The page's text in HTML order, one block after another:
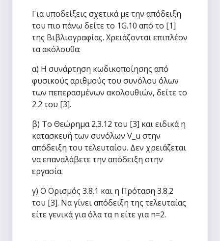
Για υποδείξεις σχετικά με την απόδειξη
του πιο πάνω δείτε το 1G.10 από το [1]
της Βιβλιογραφίας. Χρειάζονται επιπλέον
τα ακόλουθα:
α) Η συνάρτηση κωδικοποίησης από
φυσικούς αριθμούς του συνόλου όλων
των πεπερασμένων ακολουθιών, δείτε το
2.2 του [3].
β) Το Θεώρημα 2.3.12 του [3] και ειδικά η
κατασκευή των συνόλων V_u στην
απόδειξη του τελευταίου. Δεν χρειάζεται
να επαναλάβετε την απόδειξη στην
εργασία.
γ) Ο Ορισμός 3.8.1 και η Πρόταση 3.8.2
του [3]. Να γίνει απόδειξη της τελευταίας
είτε γενικά για όλα τα n είτε για n=2.